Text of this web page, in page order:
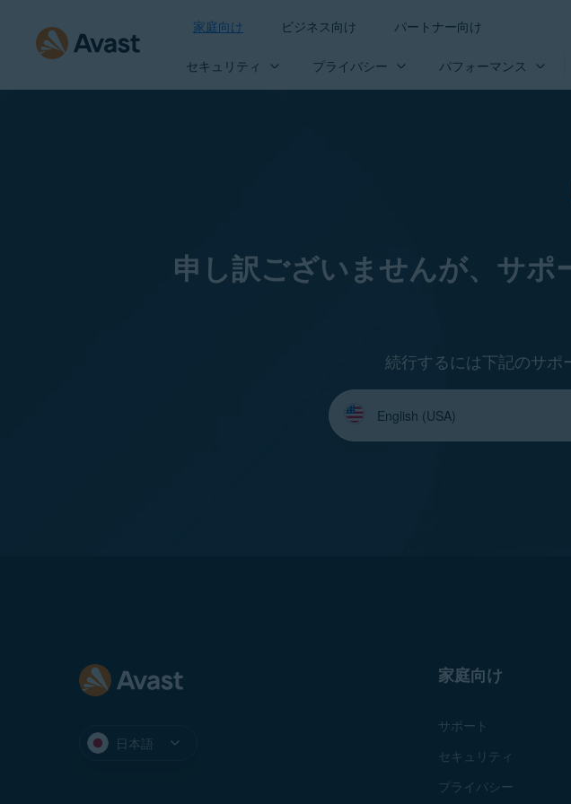
家庭向け ビジネス向け パートナー向け
セキュリティ プライバシー パフォーマンス
申し訳ございませんが、サ
続行するには下記のサポ
言
語
を
日本語
家庭向け
サポート
セキュリティ
プライバシー